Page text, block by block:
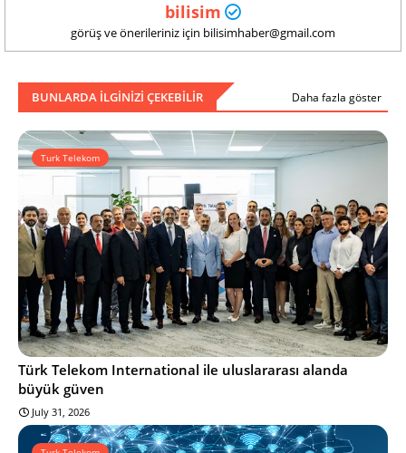
bilisim
görüş ve önerileriniz için bilisimhaber@gmail.com
BUNLARDA ILGINIZI ÇEKEBILIR Daha fazla göster
Turk Telekom
Türk Telekom International ile uluslararası alanda
büyük güven
July 31, 2026